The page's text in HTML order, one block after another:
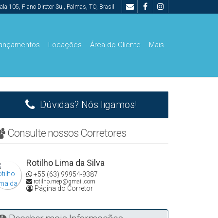
105, Plano Diretor Sul , Palmas, TO, Brasil
Mais
Área do Cliente
Locações
Dúvidas? Nós ligamos!
Consulte nossos Corretores
Rotilho Lima da Silva
+55 (63) 99954-9387
rotilho.mep@gmail.com
Página do Corretor